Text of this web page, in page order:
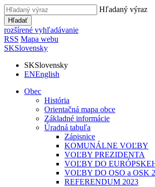
Hľadaný výraz
Hľadať
rozšírené vyhľadávanie
RSS Mapa webu
SKSlovensky
SKSlovensky
ENEnglish
Obec
História
Orientačná mapa obce
Základné informácie
Úradná tabuľa
Zápisnice
KOMUNÁLNE VOĽBY
VOĽBY PREZIDENTA
VOĽBY DO
VOĽBY DO OSO a OSK
REFERENDUM 2023